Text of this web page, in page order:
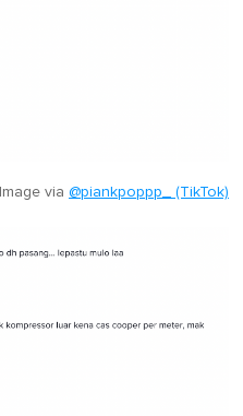
Image via @piankpoppp_ (TikTok)